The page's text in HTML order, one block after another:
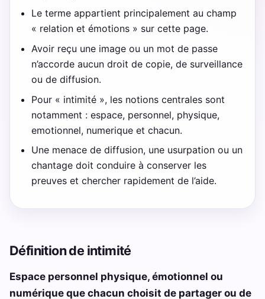
Le terme appartient principalement au champ
« relation et émotions » sur cette page.
Avoir reçu une image ou un mot de passe
n’accorde aucun droit de copie, de surveillance
ou de diffusion.
Pour « intimité », les notions centrales sont
notamment : espace, personnel, physique,
emotionnel, numerique et chacun.
Une menace de diffusion, une usurpation ou un
chantage doit conduire à conserver les
preuves et chercher rapidement de l’aide.
Définition de intimité
Espace personnel physique, émotionnel ou
numérique que chacun choisit de partager ou de